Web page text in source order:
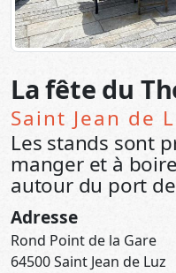
La fête du
Saint Jean de
Les stands sont
manger et à
autour du port de
Adresse
Rond Point de la Gare
64500 Saint Jean de Luz